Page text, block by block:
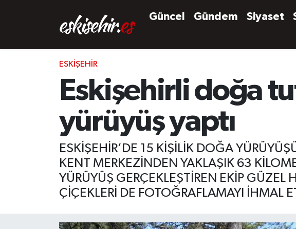
Güncel Gündem Siyaset
ESKIŞEHIR
Eskişehirli doğa
yürüyüş yaptı
ESKİŞEHİR’DE 15 KİŞİLİK DOĞA
KENT MERKEZİNDEN YAKLAŞIK 63
YÜRÜYÜŞ GERÇEKLEŞTİREN EKİP
ÇİÇEKLERİ DE FOTOĞRAFLAMAYI İHMAL